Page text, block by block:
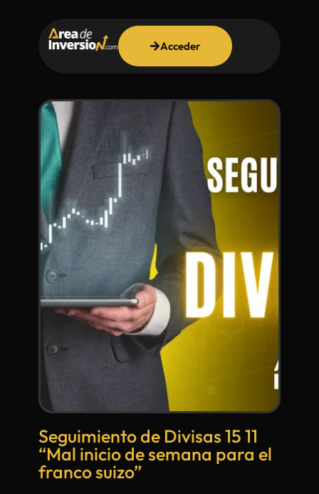
Acceder
Seguimiento de Divisas 15 11
“Mal inicio de semana para el
franco suizo”